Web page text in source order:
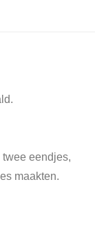
eendjes,
maakten.